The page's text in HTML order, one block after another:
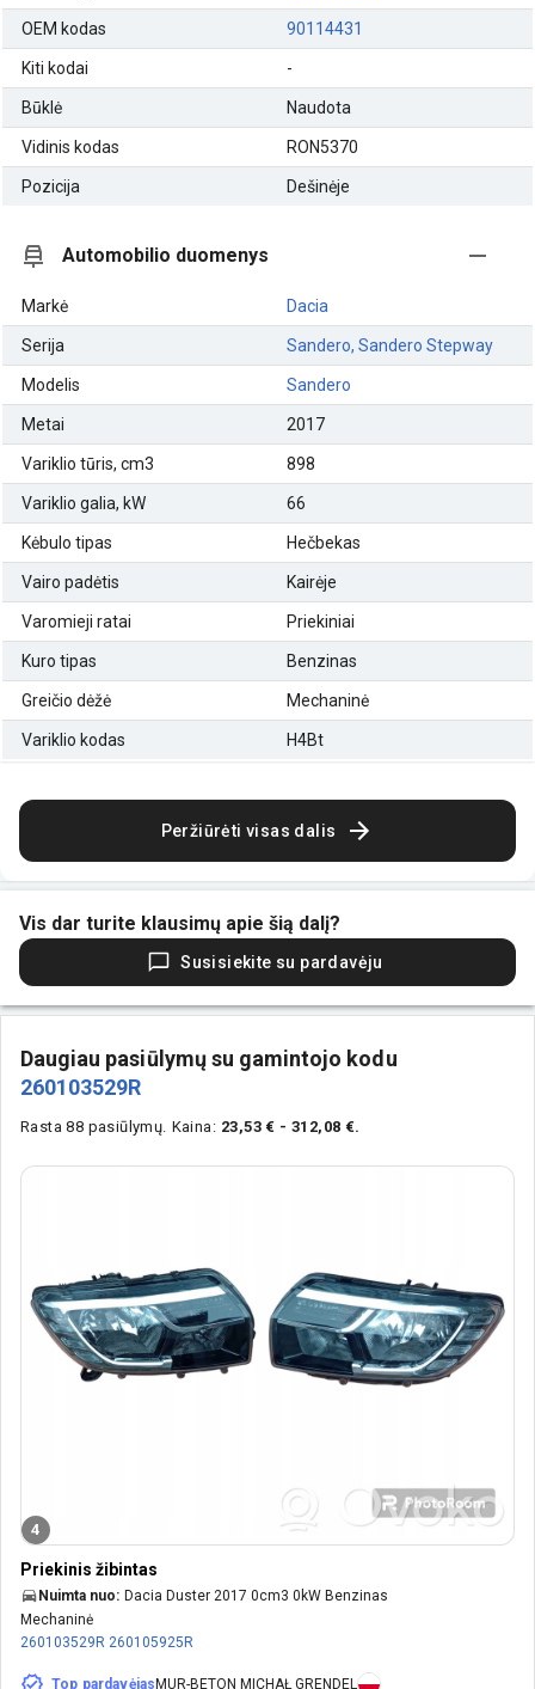
OEM kodas 90114431
Kiti kodai -
Būklė Naudota
Vidinis kodas RON5370
Pozicija Dešinėje
Automobilio duomenys
Markė Dacia
Serija Sandero, Sandero Stepway
Modelis Sandero
Metai 2017
Variklio tūris, cm3 898
Variklio galia, kW 66
Kėbulo tipas Hečbekas
Vairo padėtis Kairėje
Varomieji ratai Priekiniai
Kuro tipas Benzinas
Greičio dėžė Mechaninė
Variklio kodas H4Bt
Peržiūrėti visas dalis
Vis dar turite klausimų apie šią dalį?
Susisiekite su pardavėju
Daugiau pasiūlymų su gamintojo kodu
260103529R
Rasta 88 pasiūlymų. Kaina: 23,53 € - 312,08 €.
4
Priekinis žibintas
Nuimta nuo: Dacia Duster 2017 0cm3 0kW Benzinas
Mechaninė
260103529R 260105925R
Top pardavėjasMUR-BETON MICHAŁ GRENDEL